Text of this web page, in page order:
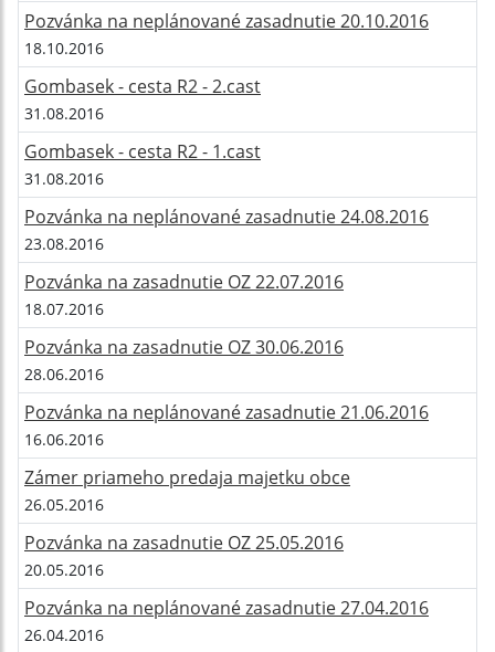
Pozvánka na neplánované zasadnutie 20.10.2016
18.10.2016
Gombasek - cesta R2 - 2.cast
31.08.2016
Gombasek - cesta R2 - 1.cast
31.08.2016
Pozvánka na neplánované zasadnutie 24.08.2016
23.08.2016
Pozvánka na zasadnutie OZ 22.07.2016
18.07.2016
Pozvánka na zasadnutie OZ 30.06.2016
28.06.2016
Pozvánka na neplánované zasadnutie 21.06.2016
16.06.2016
Zámer priameho predaja majetku obce
26.05.2016
Pozvánka na zasadnutie OZ 25.05.2016
20.05.2016
Pozvánka na neplánované zasadnutie 27.04.2016
26.04.2016